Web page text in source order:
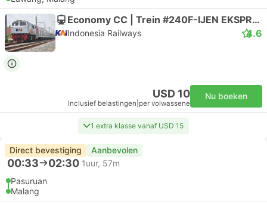
Economy CC | Trein #240F-IJEN EKSPRES
Indonesia Railways 4.6
USD 10
Inclusief belastingen per volwassene
Nu boeken
1 extra klasse vanaf USD 15
Direct bevestiging Aanbevolen
00:33 02:30 1uur, 57m
Pasuruan
Malang